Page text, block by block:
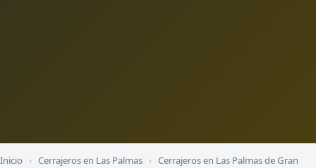
Inicio › Cerrajeros en Las Palmas › Cerrajeros en Las Palmas de Gran